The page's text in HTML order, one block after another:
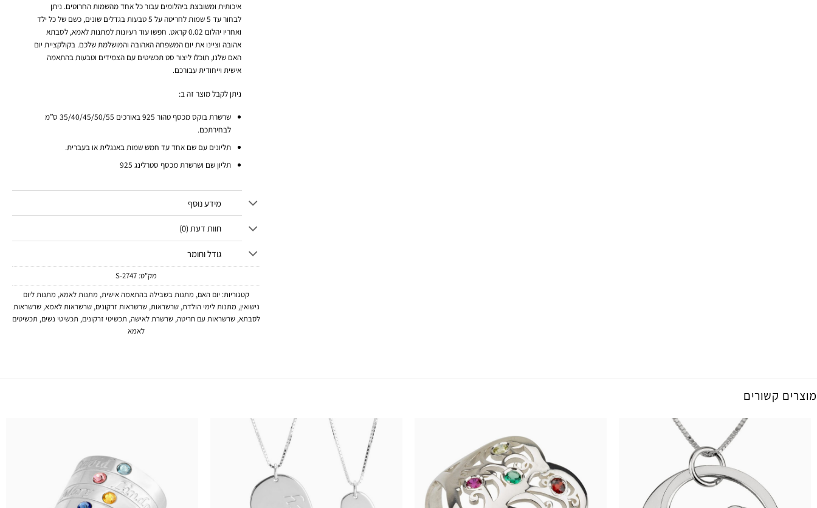
איכותית ומשובצת ביהלומים עבור כל אחד מהשמות החרוטים. ניתן
לבחור עד 5 שמות לחריטה על 5 טבעות בגדלים שונים, כשם של כל ילד
ואחריו יהלום 0.02 קראט. חפשו עוד רעיונות למתנות לאמא, לסבתא
אהובה וציינו את יום המשפחה האהובה והמושלמת שלכם. בקולקציית יום
האם שלנו, תוכלו ליצור סט תכשיטים עם הצמידים וטבעות בהתאמה
אישית וייחודית עבורכם.
ניתן לקבל מוצר זה ב:
שרשרת בוקס מכסף טהור 925 באורכים 35/40/45/50/55 ס”מ
לבחירתכם.
תליונים עם שם אחד עד חמש שמות באנגלית או בעברית.
תליון שם ושרשרת מכסף סטרלינג 925
מידע נוסף
חוות דעת (0)
גודל וחומר
מק"ט: 2747-S
קטגוריות: יום האם, מתנות בשבילה בהתאמה אישית, מתנות לאמא, מתנות ליום
נישואין, מתנות לימי הולדת,שרשראות,שרשראות זרקונים,שרשראות לאמא,שרשראות
לסבתא, שרשראות עם חריטה, שרשרת לאישה, תכשיטי זרקונים, תכשיטי נשים, תכשיטים
לאמא
מוצרים קשורים